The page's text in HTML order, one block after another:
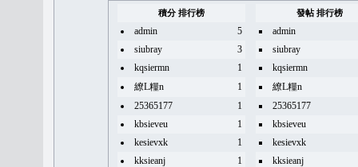
積分 排行榜 發帖 排行榜
admin 5
admin
siubray
3
siubray
kqsiermn
1
kqsiermn
繚L糧n
1
繚L糧n
25365177
1
25365177
kbsieveu
1
kbsieveu
kesievxk
1
kesievxk
kksieanj
1
kksieanj